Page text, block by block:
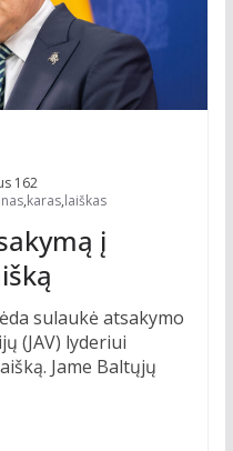
162
,karas,laiškas
į
sulaukė atsakymo
(JAV) lyderiui
Jame Baltųjų